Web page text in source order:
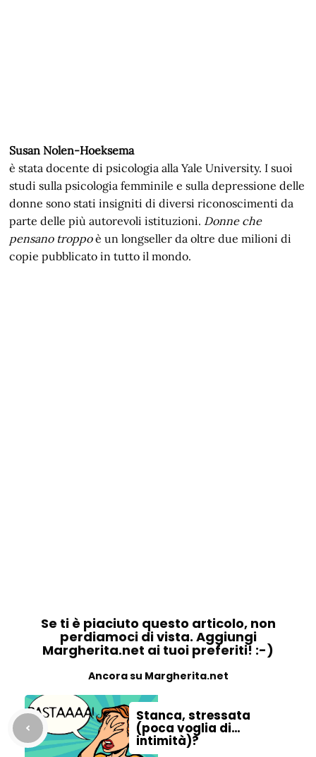
Susan Nolen-Hoeksema
è stata docente di psicologia alla Yale University. I suoi
studi sulla psicologia femminile e sulla depressione delle
donne sono stati insigniti di diversi riconoscimenti da
parte delle più autorevoli istituzioni. Donne che
pensano troppoè un longseller da oltre due milioni di
copie pubblicato in tutto il mondo.
Se ti è piaciuto questo articolo, non
perdiamoci di vista. Aggiungi
Margherita.net ai tuoi preferiti! :-)
Ancora su Margherita.net
Stanca, stressata
(poca voglia di…
intimità)?